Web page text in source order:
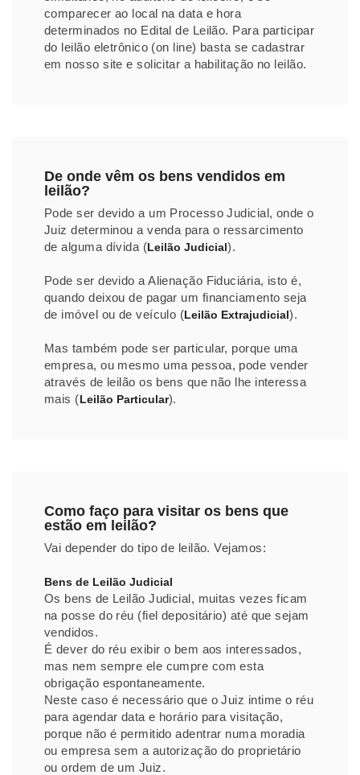
comparecer ao local na data e hora
determinados no Edital de Leilão. Para participar
do leilão eletrônico (on line) basta se cadastrar
em nosso site e solicitar a habilitação no leilão.
De onde vêm os bens vendidos em
leilão?
Pode ser devido a um Processo Judicial, onde o
Juiz determinou a venda para o ressarcimento
de alguma dívida (Leilão Judicial).
Pode ser devido a Alienação Fiduciária, isto é,
quando deixou de pagar um financiamento seja
de imóvel ou de veículo (Leilão Extrajudicial).
Mas também pode ser particular, porque uma
empresa, ou mesmo uma pessoa, pode vender
através de leilão os bens que não lhe interessa
mais (Leilão Particular).
Como faço para visitar os bens que
estão em leilão?
Vai depender do tipo de leilão. Vejamos:
Bens de Leilão Judicial
Os bens de Leilão Judicial, muitas vezes ficam
na posse do réu (fiel depositário) até que sejam
vendidos.
É dever do réu exibir o bem aos interessados,
mas nem sempre ele cumpre com esta
obrigação espontaneamente.
Neste caso é necessário que o Juiz intime o réu
para agendar data e horário para visitação,
porque não é permitido adentrar numa moradia
ou empresa sem a autorização do proprietário
ou ordem de um Juiz.